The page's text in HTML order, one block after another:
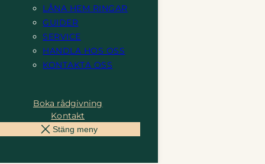
LÅNA HEM RINGAR
GUIDER
SERVICE
HANDLA HOS OSS
KONTAKTA OSS
Boka rådgivning
Kontakt
Stäng meny